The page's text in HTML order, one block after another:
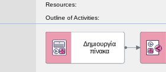
Resources:
Outline of Activities: